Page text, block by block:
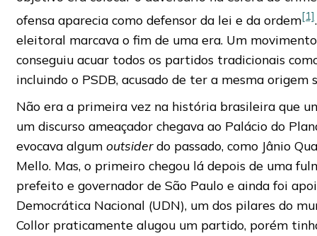
ofensa aparecia como defensor da lei e da ordem[1]
eleitoral marcava o fim de uma era. Um
conseguiu acuar todos os partidos tradicionais
incluindo o PSDB, acusado de ter a mesma origem
Não era a primeira vez na história brasileira que
um discurso ameaçador chegava ao Palácio do
evocava algum outsiderdo passado, como Jânio
Mello. Mas, o primeiro chegou lá depois de uma
prefeito e governador de São Paulo e ainda foi
Democrática Nacional (UDN), um dos pilares do
Collor praticamente alugou um partido, porém